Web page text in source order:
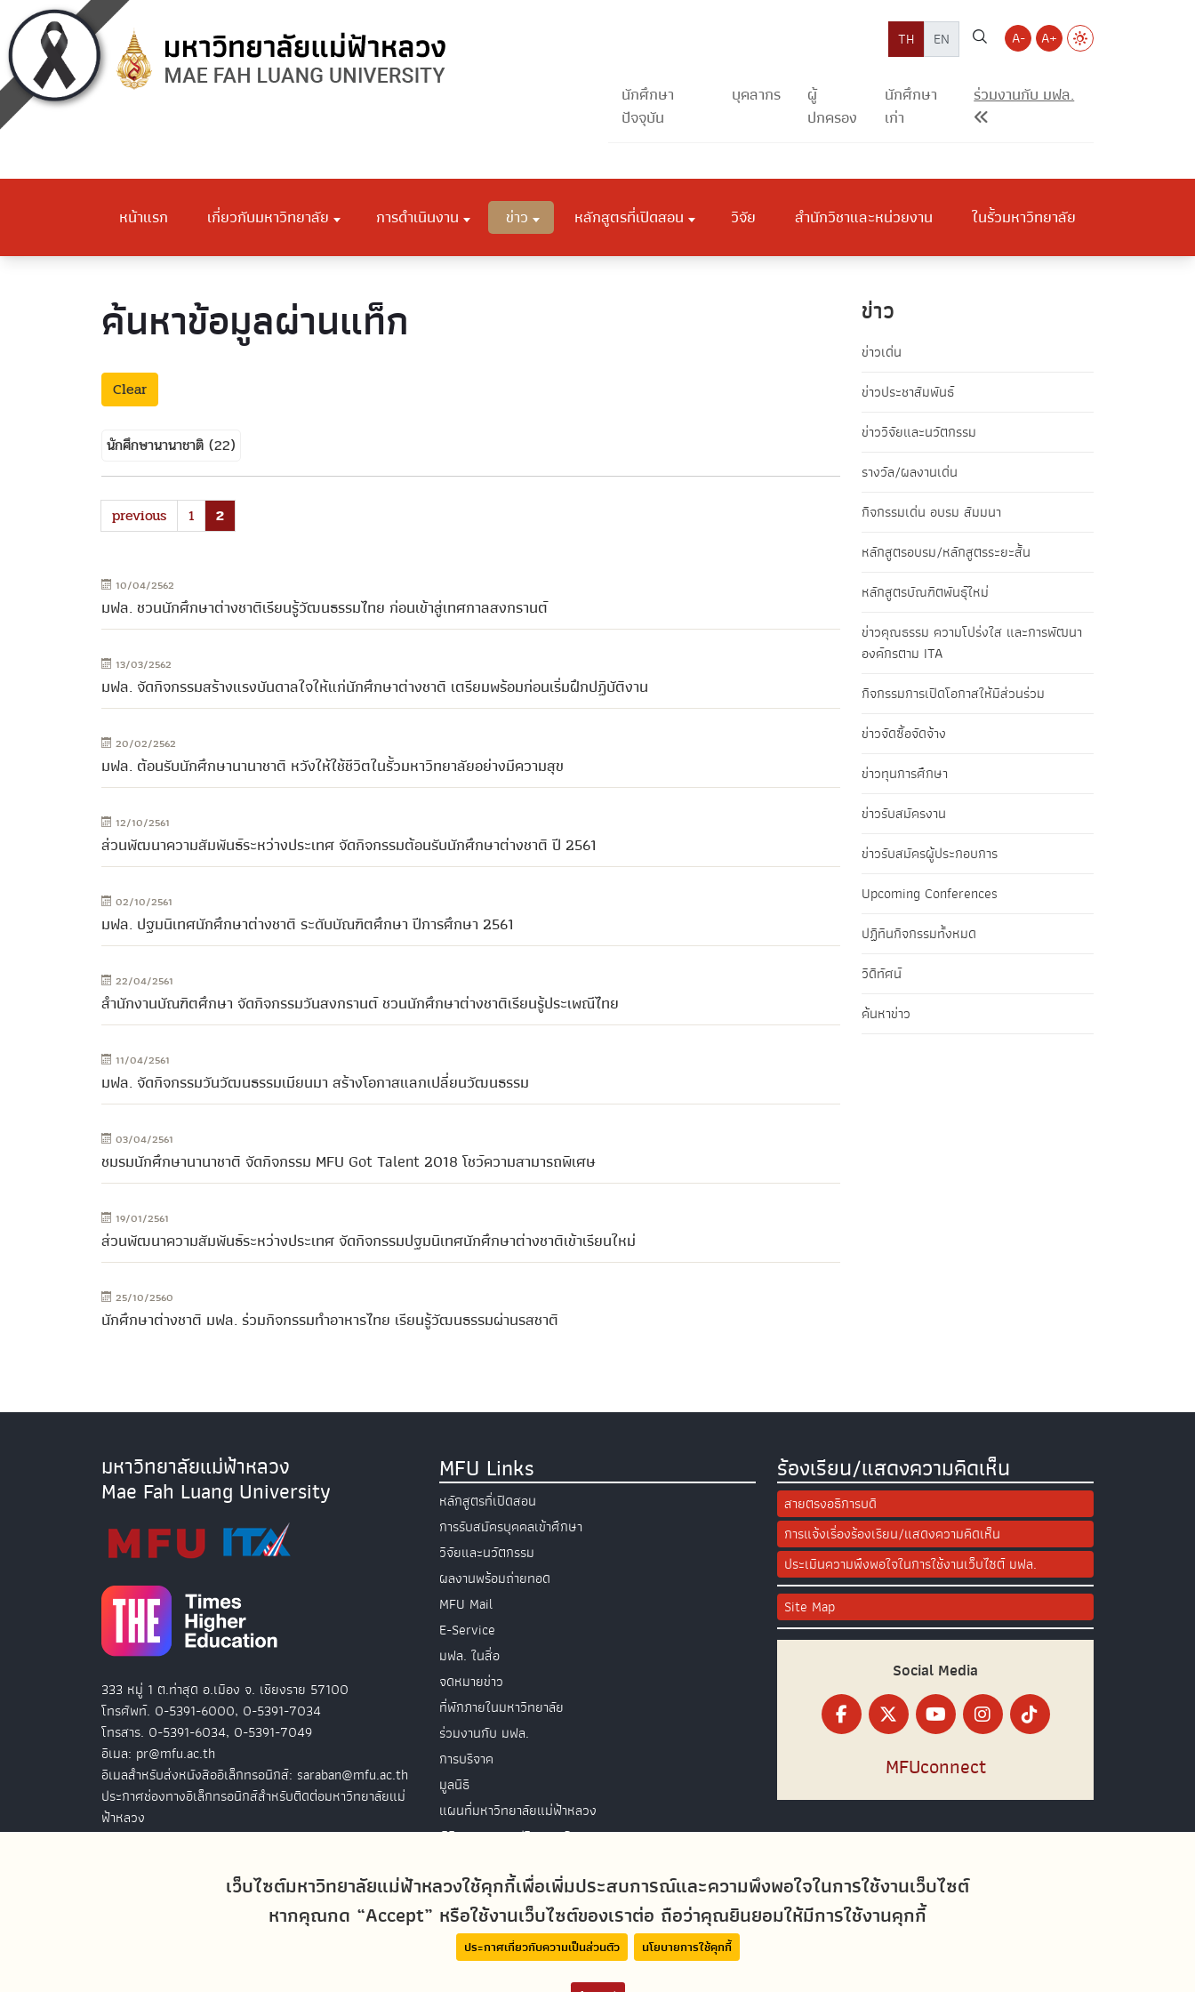
เว็บไซต์มหาวิทยาลัยแม่ฟ้าหลวงใช้คุกกี้เพื่อเพิ่มประสบการณ์และความพึงพอใจในการใช้งานเว็บไซต์
หากคุณกด “Accept” หรือใช้งานเว็บไซต์ของเราต่อ ถือว่าคุณยินยอมให้มีการใช้งานคุกกี้
ประกาศเกี่ยวกับความเป็นส่วนตัว นโยบายการใช้คุกกี้
TH EN A- A+
นักศึกษา
ปัจจุบัน
บุคลากร
ผู้
ปกครอง
นักศึกษา
เก่า
ร่วมงานกับ มฟล.
หน้าแรก เกี่ยวกับมหาวิทยาลัย การดำเนินงาน ข่าว หลักสูตรที่เปิดสอน วิจัย สำนักวิชาและหน่วยงาน ในรั้วมหาวิทยาลัย
ค้นหาข้อมูลผ่านแท็ก
Clear
นักศึกษานานาชาติ (22)
previous 1 2
10/04/2562
มฟล. ชวนนักศึกษาต่างชาติเรียนรู้วัฒนธรรมไทย ก่อนเข้าสู่เทศกาลสงกรานต์
13/03/2562
มฟล. จัดกิจกรรมสร้างแรงบันดาลใจให้แก่นักศึกษาต่างชาติ เตรียมพร้อมก่อนเริ่มฝึกปฏิบัติงาน
20/02/2562
มฟล. ต้อนรับนักศึกษานานาชาติ หวังให้ใช้ชีวิตในรั้วมหาวิทยาลัยอย่างมีความสุข
12/10/2561
ส่วนพัฒนาความสัมพันธ์ระหว่างประเทศ จัดกิจกรรมต้อนรับนักศึกษาต่างชาติ ปี 2561
02/10/2561
มฟล. ปฐมนิเทศนักศึกษาต่างชาติ ระดับบัณฑิตศึกษา ปีการศึกษา 2561
22/04/2561
สำนักงานบัณฑิตศึกษา จัดกิจกรรมวันสงกรานต์ ชวนนักศึกษาต่างชาติเรียนรู้ประเพณีไทย
11/04/2561
มฟล. จัดกิจกรรมวันวัฒนธรรมเมียนมา สร้างโอกาสแลกเปลี่ยนวัฒนธรรม
03/04/2561
ชมรมนักศึกษานานาชาติ จัดกิจกรรม MFU Got Talent 2018 โชว์ความสามารถพิเศษ
19/01/2561
ส่วนพัฒนาความสัมพันธ์ระหว่างประเทศ จัดกิจกรรมปฐมนิเทศนักศึกษาต่างชาติเข้าเรียนใหม่
25/10/2560
นักศึกษาต่างชาติ มฟล. ร่วมกิจกรรมทำอาหารไทย เรียนรู้วัฒนธรรมผ่านรสชาติ
ข่าว
ข่าวเด่น
ข่าวประชาสัมพันธ์
ข่าววิจัยและนวัตกรรม
รางวัล/ผลงานเด่น
กิจกรรมเด่น อบรม สัมมนา
หลักสูตรอบรม/หลักสูตรระยะสั้น
หลักสูตรบัณฑิตพันธุ์ใหม่
ข่าวคุณธรรม ความโปร่งใส และการพัฒนา
องค์กรตาม ITA
กิจกรรมการเปิดโอกาสให้มีส่วนร่วม
ข่าวจัดซื้อจัดจ้าง
ข่าวทุนการศึกษา
ข่าวรับสมัครงาน
ข่าวรับสมัครผู้ประกอบการ
Upcoming Conferences
ปฏิทินกิจกรรมทั้งหมด
วิดีทัศน์
ค้นหาข่าว
มหาวิทยาลัยแม่ฟ้าหลวง
Mae Fah Luang University
333 หมู่ 1 ต.ท่าสุด อ.เมือง จ. เชียงราย 57100
โทรศัพท์. 0-5391-6000, 0-5391-7034
โทรสาร. 0-5391-6034, 0-5391-7049
อีเมล: pr@mfu.ac.th
อีเมลสำหรับส่งหนังสืออิเล็กทรอนิกส์: saraban@mfu.ac.th
ประกาศช่องทางอิเล็กทรอนิกส์สำหรับติดต่อมหาวิทยาลัยแม่
ฟ้าหลวง
MFU Links
หลักสูตรที่เปิดสอน
การรับสมัครบุคคลเข้าศึกษา
วิจัยและนวัตกรรม
ผลงานพร้อมถ่ายทอด
MFU Mail
E-Service
มฟล. ในสื่อ
จดหมายข่าว
ที่พักภายในมหาวิทยาลัย
ร่วมงานกับ มฟล.
การบริจาค
มูลนิธิ
แผนที่มหาวิทยาลัยแม่ฟ้าหลวง
พิธีพระราชทานปริญญาบัตร
ร้องเรียน/แสดงความคิดเห็น
สายตรงอธิการบดี
การแจ้งเรื่องร้องเรียน/แสดงความคิดเห็น
ประเมินความพึงพอใจในการใช้งานเว็บไซต์ มฟล.
Site Map
Social Media
MFUconnect